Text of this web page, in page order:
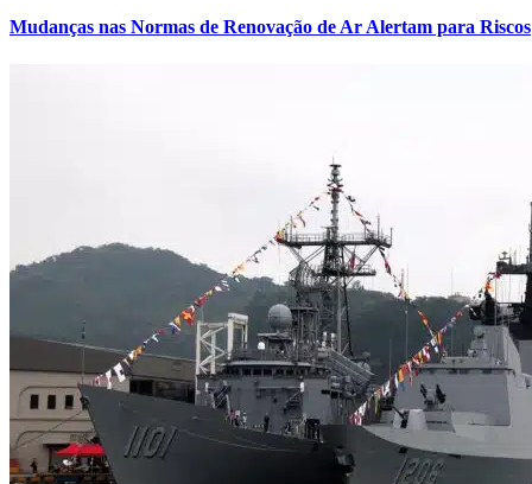
Mudanças nas Normas de Renovação de Ar Alertam para Riscos